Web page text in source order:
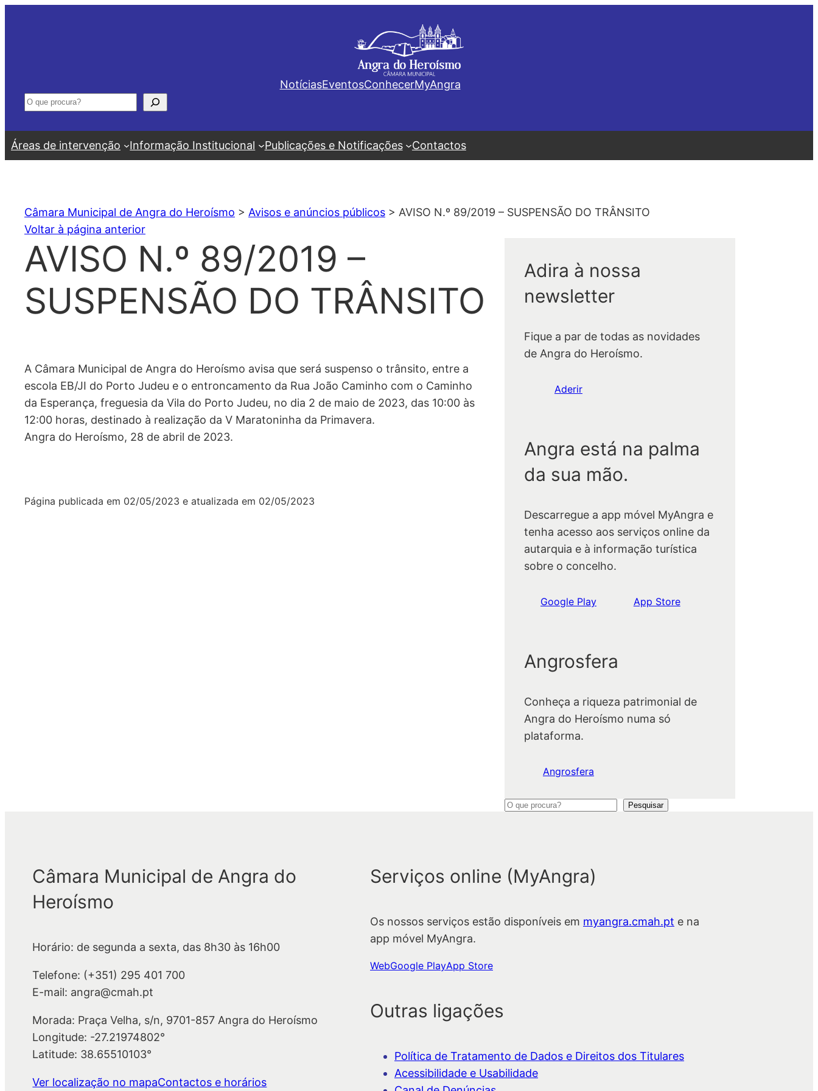
NotíciasEventosConhecerMyAngra
Pesquisar
Áreas de intervenção Informação Institucional Publicações e Notificações Contactos
Câmara Municipal de Angra do Heroísmo > Avisos e anúncios públicos > AVISO N.º 89/2019 – SUSPENSÃO DO TRÂNSITO
Voltar à página anterior
AVISO N.º 89/2019 –
SUSPENSÃO DO TRÂNSITO
A Câmara Municipal de Angra do Heroísmo avisa que será suspenso o trânsito, entre a
escola EB/JI do Porto Judeu e o entroncamento da Rua João Caminho com o Caminho
da Esperança, freguesia da Vila do Porto Judeu, no dia 2 de maio de 2023, das 10:00 às
12:00 horas, destinado à realização da V Maratoninha da Primavera.
Angra do Heroísmo, 28 de abril de 2023.
Página publicada em 02/05/2023 e atualizada em 02/05/2023
Adira à nossa
newsletter
Fique a par de todas as novidades
de Angra do Heroísmo.
Aderir
Angra está na palma
da sua mão.
Descarregue a app móvel MyAngra e
tenha acesso aos serviços online da
autarquia e à informação turística
sobre o concelho.
Google Play App Store
Angrosfera
Conheça a riqueza patrimonial de
Angra do Heroísmo numa só
plataforma.
Angrosfera
P
u
a
Pesquisar
Câmara Municipal de Angra do
Heroísmo
Horário: de segunda a sexta, das 8h30 às 16h00
Telefone: (+351) 295 401 700
E-mail: angra@cmah.pt
Morada: Praça Velha, s/n, 9701-857 Angra do Heroísmo
Longitude: -27.21974802°
Latitude: 38.65510103°
Ver localização no mapaContactos e horários
Serviços online (MyAngra)
Os nossos serviços estão disponíveis em myangra.cmah.pt e na
app móvel MyAngra.
WebGoogle PlayApp Store
Outras ligações
Política de Tratamento de Dados e Direitos dos Titulares
Acessibilidade e Usabilidade